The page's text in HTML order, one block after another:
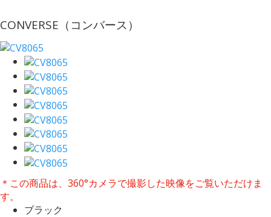
CONVERSE（コンバース）
＊この商品は、360°カメラで撮影した映像をご覧いただけま
す。
ブラック